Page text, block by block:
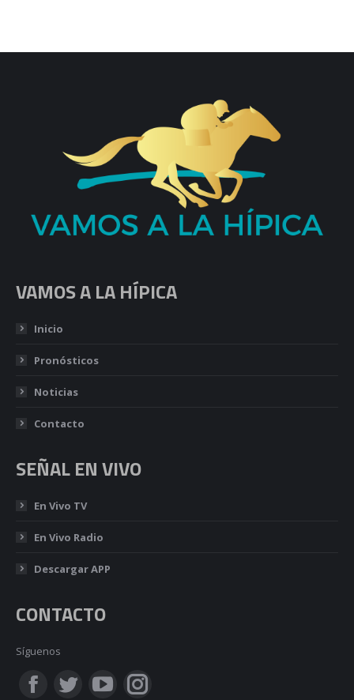
VAMOS A LA HÍPICA
Inicio
Pronósticos
Noticias
Contacto
SEÑAL EN VIVO
En Vivo TV
En Vivo Radio
Descargar APP
CONTACTO
Síguenos
Encuéntranos en:
FacebookTwitterYouTubeInstagram